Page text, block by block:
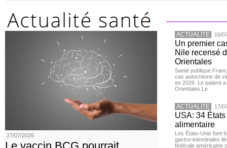
27/07/2026
ACTUALITE 16/
Un premier
Nile recensé
Orientales
Santé publique
cas autochtone de
en 2026. Le patient
Orientales.Le
ACTUALITE 17/
USA: 34
alimentaire
Les États-Unis font
gastro-intestinales
fédérale américaine